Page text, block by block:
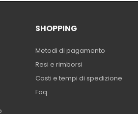
SHOPPING
Metodi di pagamento
Resi e rimborsi
Costi e tempi di spedizione
Faq